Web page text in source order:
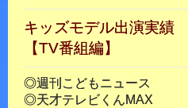
キッズモデル出演実績
【TV番組編】
◎週刊こどもニュース
◎天才テレビくんMAX